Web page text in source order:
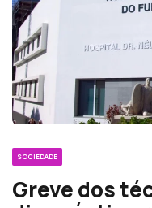
SOCIEDADE
Greve dos